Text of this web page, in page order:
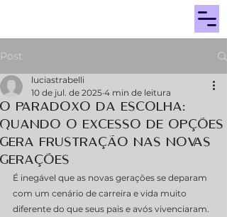
Post
O Paradoxo da Escolha:
Quando o Excesso de Opções
Gera Frustração nas Novas
Gerações
luciastrabelli
10 de jul. de 2025 4 min de leitura
É inegável que as novas gerações se deparam
com um cenário de carreira e vida muito
diferente do que seus pais e avós vivenciaram.